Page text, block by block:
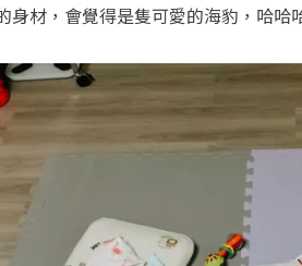
身材，會覺得是隻可愛的海豹，哈哈